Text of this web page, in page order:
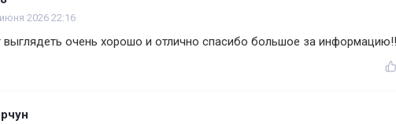
2026 22:16
выглядеть очень хорошо и отлично спасибо большое за